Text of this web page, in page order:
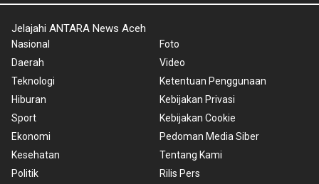
Jelajahi ANTARA News Aceh
Nasional
Daerah
Teknologi
Hiburan
Sport
Ekonomi
Kesehatan
Politik
Foto
Video
Ketentuan Penggunaan
Kebijakan Privasi
Kebijakan Cookie
Pedoman Media Siber
Tentang Kami
Rilis Pers